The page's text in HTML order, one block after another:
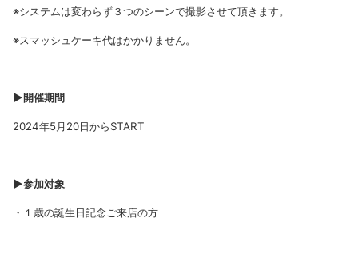
※システムは変わらず３つのシーンで撮影させて頂きます。
※スマッシュケーキ代はかかりません。
▶︎開催期間
2024年5月20日からSTART
▶︎参加対象
・１歳の誕生日記念ご来店の方